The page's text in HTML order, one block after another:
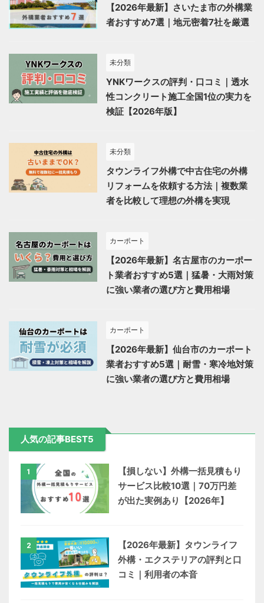
【2026年最新】さいたま市の外構業
者おすすめ7選｜地元密着7社を厳選
未分類
YNKワークスの評判・口コミ｜透水
性コンクリート施工全国1位の実力を
検証【2026年版】
未分類
タウンライフ外構で中古住宅の外構
リフォームを依頼する方法｜複数業
者を比較して理想の外構を実現
カーポート
【2026年最新】名古屋市のカーポー
ト業者おすすめ5選｜猛暑・大雨対策
に強い業者の選び方と費用相場
カーポート
【2026年最新】仙台市のカーポート
業者おすすめ5選｜耐雪・寒冷地対策
に強い業者の選び方と費用相場
人気の記事BEST5
1
【損しない】外構一括見積もり
サービス比較10選｜70万円差
が出た実例あり【2026年】
2
【2026年最新】タウンライフ
外構・エクステリアの評判と口
コミ｜利用者の本音